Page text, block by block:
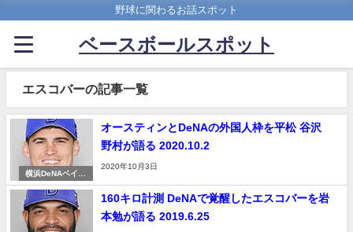
野球に関わるお話スポット
ベースボールスポット
エスコバーの記事一覧
横浜DeNAベイス
ターズ
オースティンとDeNAの外国人枠を平松 谷沢
野村が語る 2020.10.2
2020年10月3日
160キロ計測 DeNAで覚醒したエスコバーを岩
本勉が語る 2019.6.25